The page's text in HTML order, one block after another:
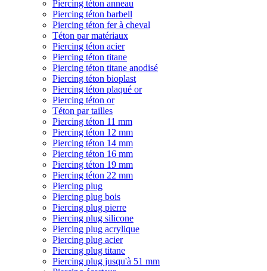
Piercing téton anneau
Piercing téton barbell
Piercing téton fer à cheval
Téton par matériaux
Piercing téton acier
Piercing téton titane
Piercing téton titane anodisé
Piercing téton bioplast
Piercing téton plaqué or
Piercing téton or
Téton par tailles
Piercing téton 11 mm
Piercing téton 12 mm
Piercing téton 14 mm
Piercing téton 16 mm
Piercing téton 19 mm
Piercing téton 22 mm
Piercing plug
Piercing plug bois
Piercing plug pierre
Piercing plug silicone
Piercing plug acrylique
Piercing plug acier
Piercing plug titane
Piercing plug jusqu'à 51 mm